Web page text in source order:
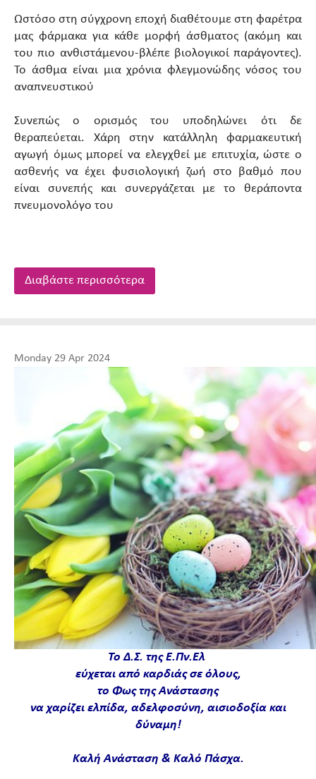
Ωστόσο στη σύγχρονη εποχή διαθέτουμε στη φαρέτρα
μας φάρμακα για κάθε μορφή άσθματος (ακόμη και
του πιο ανθιστάμενου-βλέπε βιολογικοί παράγοντες).
Το άσθμα είναι μια χρόνια φλεγμονώδης νόσος του
αναπνευστικού
Συνεπώς ο ορισμός του υποδηλώνει ότι δε
θεραπεύεται. Χάρη στην κατάλληλη φαρμακευτική
αγωγή όμως μπορεί να ελεγχθεί με επιτυχία, ώστε ο
ασθενής να έχει φυσιολογική ζωή στο βαθμό που
είναι συνεπής και συνεργάζεται με το θεράποντα
πνευμονολόγο του
Διαβάστε περισσότερα
Monday 29 Apr 2024
Το Δ.Σ. της Ε.Πν.Ελ
εύχεται από καρδιάς σε όλους,
το Φως της Ανάστασης
να χαρίζει ελπίδα, αδελφοσύνη, αισιοδοξία και
δύναμη!
Καλή Ανάσταση & Καλό Πάσχα.